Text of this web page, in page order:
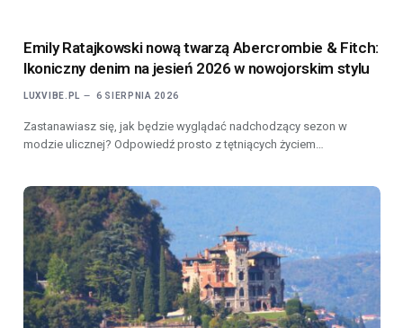
Emily Ratajkowski nową twarzą Abercrombie & Fitch:
Ikoniczny denim na jesień 2026 w nowojorskim stylu
LUXVIBE.PL 6 SIERPNIA 2026
Zastanawiasz się, jak będzie wyglądać nadchodzący sezon w
modzie ulicznej? Odpowiedź prosto z tętniących życiem…